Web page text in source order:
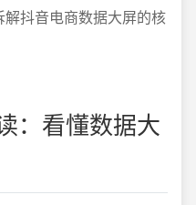
抖音电商数据大屏的核
：看懂数据大